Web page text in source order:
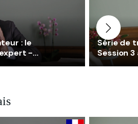
: le
-
Série de
Session